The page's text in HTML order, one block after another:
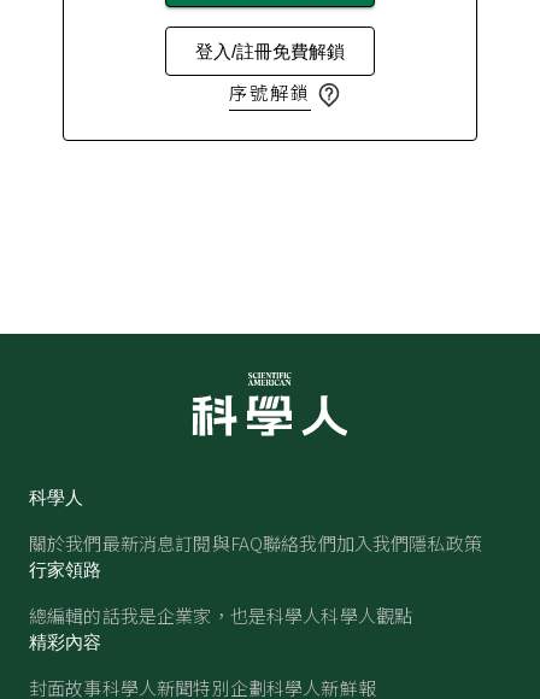
登入/註冊免費解鎖
序號解鎖
科學人
關於我們最新消息訂閱與FAQ聯絡我們加入我們隱私政策
行家領路
總編輯的話我是企業家，也是科學人科學人觀點
精彩內容
封面故事科學人新聞特別企劃科學人新鮮報